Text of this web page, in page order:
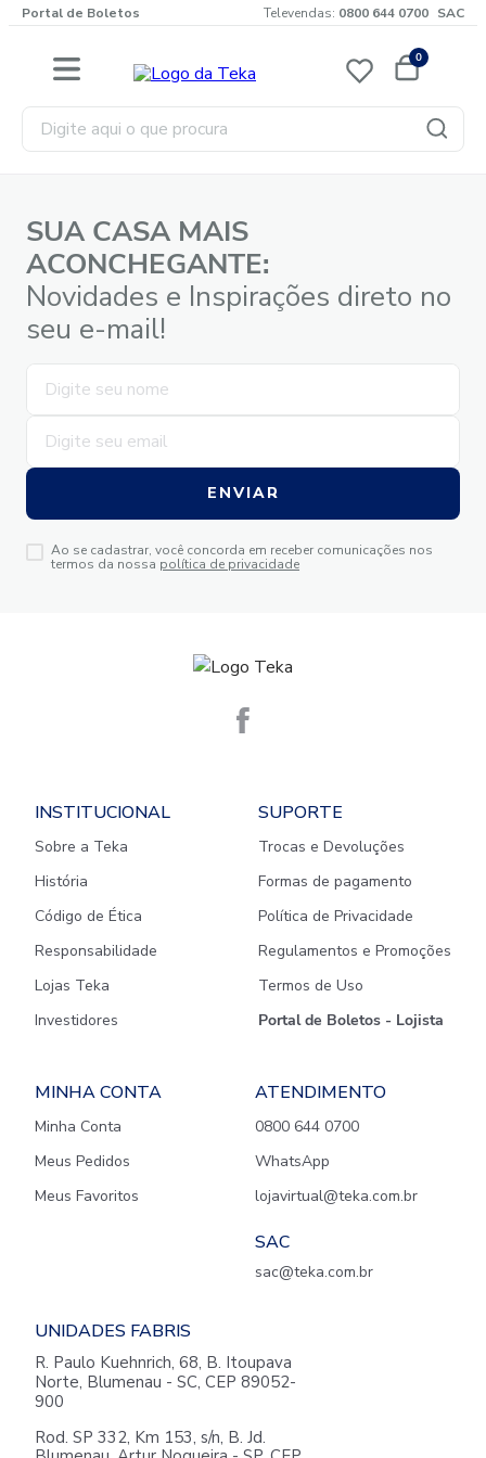
Portal de Boletos Televendas: 0800 644 0700 SAC
0
Digite aqui o que procura
SUA CASA MAIS
ACONCHEGANTE:
Novidades e Inspirações direto no
seu e-mail!
ENVIAR
Ao se cadastrar, você concorda em receber comunicações nos
termos da nossa política de privacidade
INSTITUCIONAL
Sobre a Teka
História
Código de Ética
Responsabilidade
Lojas Teka
Investidores
SUPORTE
Trocas e Devoluções
Formas de pagamento
Política de Privacidade
Regulamentos e Promoções
Termos de Uso
Portal de Boletos - Lojista
MINHA CONTA
Minha Conta
Meus Pedidos
Meus Favoritos
ATENDIMENTO
0800 644 0700
WhatsApp
lojavirtual@teka.com.br
SAC
sac@teka.com.br
UNIDADES FABRIS
R. Paulo Kuehnrich, 68, B. Itoupava
Norte, Blumenau - SC, CEP 89052-
900
Rod. SP 332, Km 153, s/n, B. Jd.